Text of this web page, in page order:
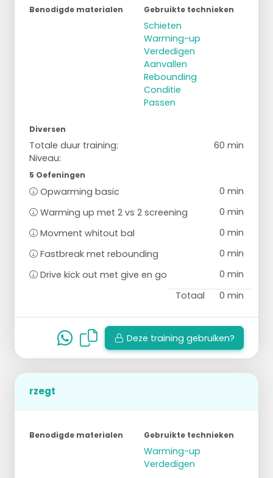
Benodigde materialen Gebruikte technieken
Schieten
Warming-up
Verdedigen
Aanvallen
Rebounding
Conditie
Passen
Diversen
Totale duur training:
60 min
Niveau:
5 Oefeningen
Opwarming basic
0 min
Warming up met 2 vs 2 screening
0 min
Movment whitout bal
0 min
Fastbreak met rebounding
0 min
Drive kick out met give en go
0 min
Totaal
0 min
Deze training gebruiken?
rzegt
Benodigde materialen Gebruikte technieken
Warming-up
Verdedigen